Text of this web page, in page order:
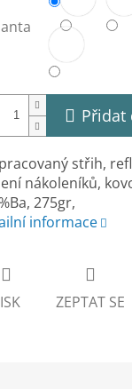
Přidat
střih,
nákoleníků,
275gr,
informace
ZEPTAT SE